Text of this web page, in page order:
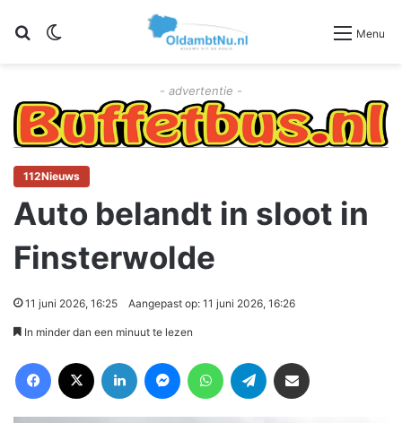
Zoeken Menu
- advertentie -
112Nieuws
Auto belandt in sloot in
Finsterwolde
11 juni 2026, 16:25 Aangepast op: 11 juni 2026, 16:26
In minder dan een minuut te lezen